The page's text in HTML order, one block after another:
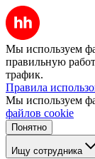
Мы используем
правильную
трафик.
Правила
Мы используем
файлов cookie
Понятно
Ищу сотрудника